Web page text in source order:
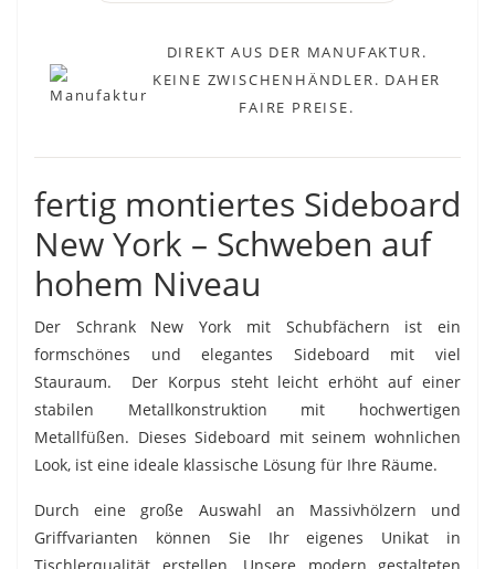
DIREKT AUS DER MANUFAKTUR.
KEINE ZWISCHENHÄNDLER. DAHER
FAIRE PREISE.
fertig montiertes Sideboard
New York – Schweben auf
hohem Niveau
Der Schrank New York mit Schubfächern ist ein
formschönes und elegantes Sideboard mit viel
Stauraum. Der Korpus steht leicht erhöht auf einer
stabilen Metallkonstruktion mit hochwertigen
Metallfüßen. Dieses Sideboard mit seinem wohnlichen
Look, ist eine ideale klassische Lösung für Ihre Räume.
Durch eine große Auswahl an Massivhölzern und
Griffvarianten können Sie Ihr eigenes Unikat in
Tischlerqualität erstellen. Unsere modern gestalteten